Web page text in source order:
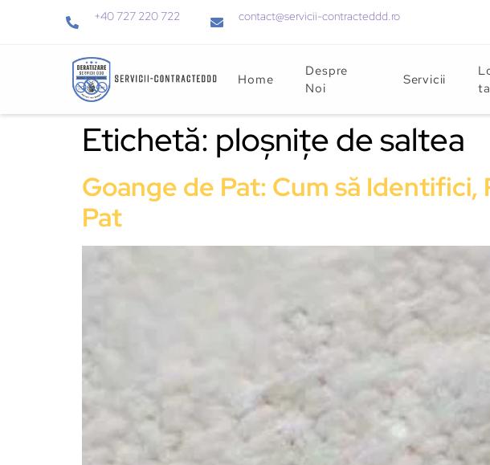
+40 727 220 722 contact@servicii-contracteddd.ro
Home
Despre
Noi
Servicii
ta
Etichetă: ploșnițe de saltea
Goange de Pat: Cum să
Pat